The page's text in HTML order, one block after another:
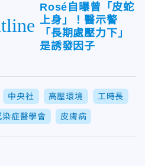
Rosé自曝曾「皮蛇
上身」！醫示警
「長期處壓力下」
是誘發因子
中央社 高壓環境 工時長
染症醫學會 皮膚病